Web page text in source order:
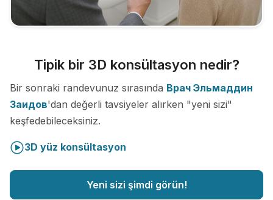
Tipik bir 3D konsültasyon nedir?
Bir sonraki randevunuz sırasında Врач Эльмаддин
Заидов'dan değerli tavsiyeler alırken "yeni sizi"
keşfedebileceksiniz.
3D yüz konsültasyon
Yeni sizi şimdi görün!